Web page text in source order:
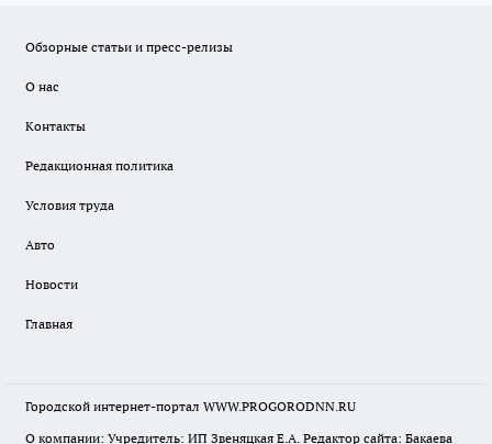
Обзорные статьи и пресс-релизы
О нас
Контакты
Редакционная политика
Условия труда
Авто
Новости
Главная
Городской интернет-портал WWW.PROGORODNN.RU
О компании: Учредитель: ИП Звеняцкая Е.А. Редактор сайта: Бакаева